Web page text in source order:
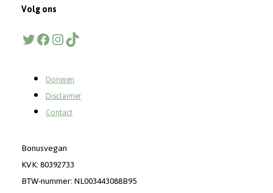
Volg ons
Twitter
Facebook
Instagram
TikTok
Doneren
Disclaimer
Contact
Bonusvegan
KVK: 80392733
BTW-nummer: NL003443088B95